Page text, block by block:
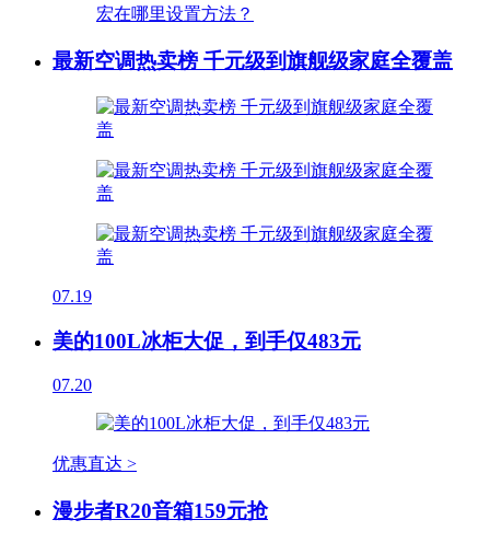
最新空调热卖榜 千元级到旗舰级家庭全覆盖
07.19
美的100L冰柜大促，到手仅483元
07.20
优惠直达 >
漫步者R20音箱159元抢